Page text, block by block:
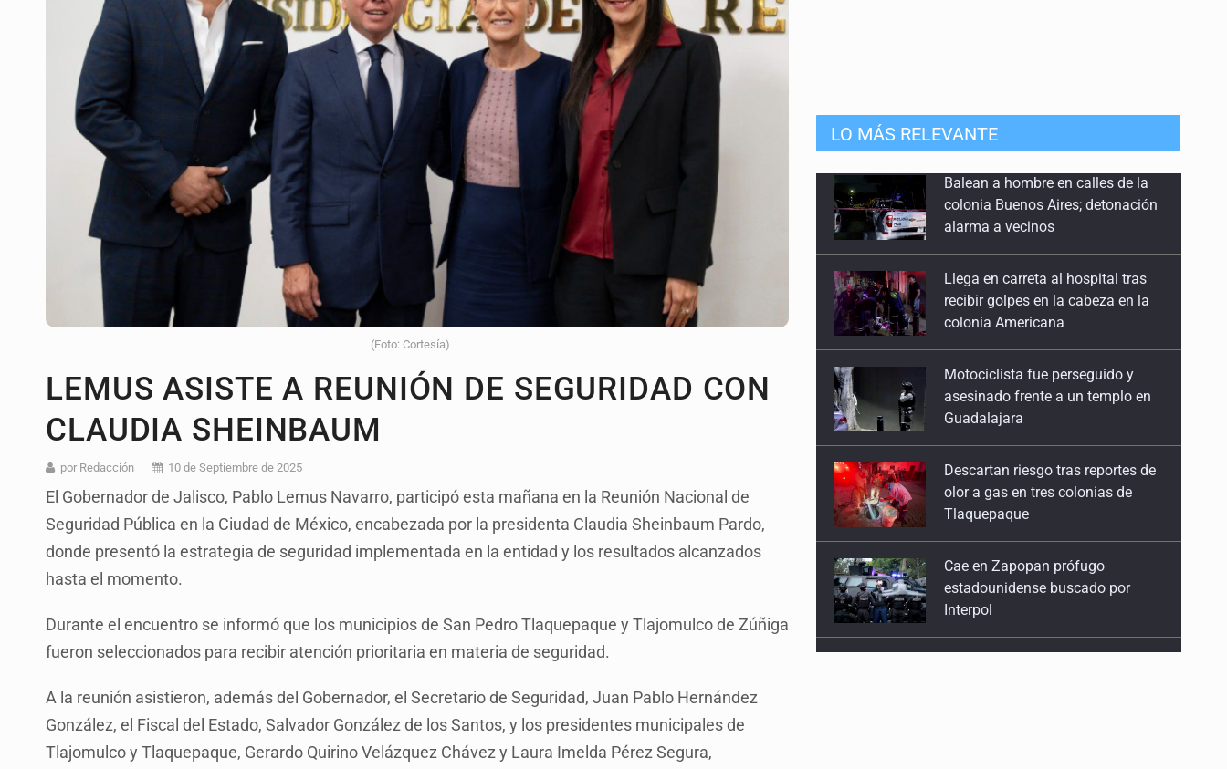
Se recuperan ya de ciclosporiasis
SCJN ordena al Congreso de Jalisco eliminar la adopción simple
Fiscalía exhuma 126 cuerpos de 32 fosas
Balean a hombre en calles de la colonia Buenos Aires; detonación alarma a vecinos
(Foto: Cortesía)
LEMUS ASISTE A REUNIÓN DE SEGURIDAD CON
CLAUDIA SHEINBAUM
por Redacción 10 de Septiembre de 2025
El Gobernador de Jalisco, Pablo Lemus Navarro, participó esta mañana en la Reunión Nacional de
Seguridad Pública en la Ciudad de México, encabezada por la presidenta Claudia Sheinbaum Pardo,
donde presentó la estrategia de seguridad implementada en la entidad y los resultados alcanzados
hasta el momento.
Durante el encuentro se informó que los municipios de San Pedro Tlaquepaque y Tlajomulco de Zúñiga
fueron seleccionados para recibir atención prioritaria en materia de seguridad.
A la reunión asistieron, además del Gobernador, el Secretario de Seguridad, Juan Pablo Hernández
González, el Fiscal del Estado, Salvador González de los Santos, y los presidentes municipales de
Tlajomulco y Tlaquepaque, Gerardo Quirino Velázquez Chávez y Laura Imelda Pérez Segura,
LO MÁS RELEVANTE
Llega en carreta al hospital tras
recibir golpes en la cabeza en la
Motociclista fue perseguido y
asesinado frente a un templo en
Descartan riesgo tras reportes de
olor a gas en tres colonias de
Cae en Zapopan prófugo
estadounidense buscado por
UdeG convierte residuos de agave
en biotextil